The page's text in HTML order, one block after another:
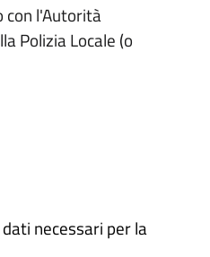
con l'Autorità
Polizia Locale (o
necessari per la